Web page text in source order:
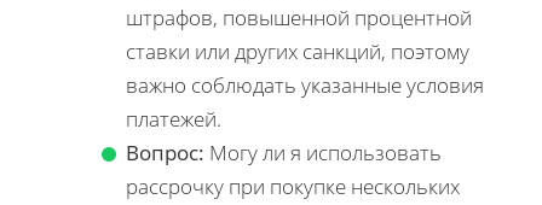
штрафов, повышенной процентной
ставки или других санкций, поэтому
важно соблюдать указанные условия
платежей.
Вопрос: Могу ли я использовать
рассрочку при покупке нескольких